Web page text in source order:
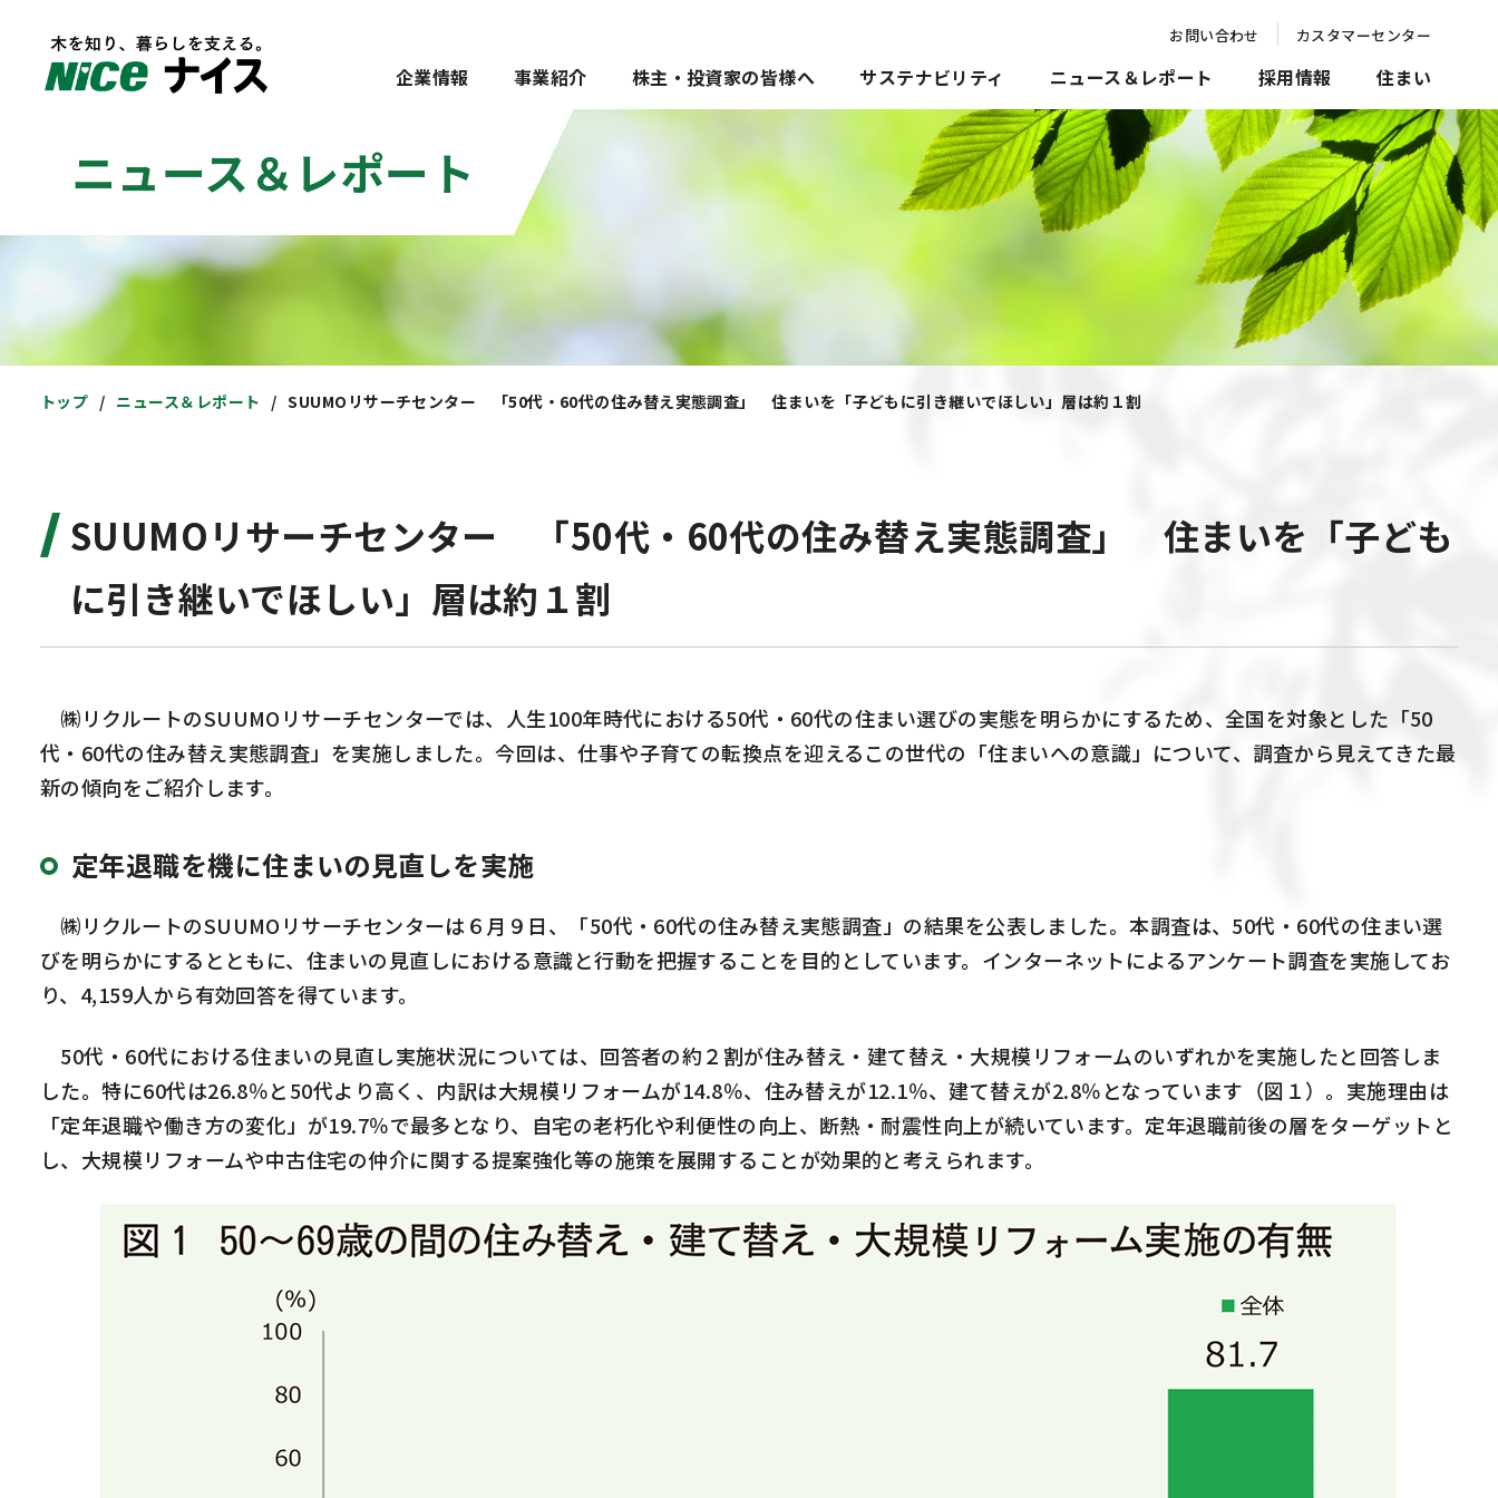
お問い合わせ カスタマーセンター
企業情報 事業紹介 株主・投資家の皆様へ サステナビリティ ニュース＆レポート 採用情報 住まい
ニュース＆レポート
トップ ニュース＆レポート SUUMOリサーチセンター 「50代・60代の住み替え実態調査」 住まいを「子どもに引き継いでほしい」層は約１割
SUUMOリサーチセンター 「50代・60代の住み替え実態調査」 住まいを「子ども
に引き継いでほしい」層は約１割
㈱リクルートのSUUMO リサーチセンターでは、人生100年時代における50代・ 60代の住まい選びの実態を明らかにするため、全国を対象とした「50
代・ 60代の住み替え実態調査」を実施しました。今回は、仕事や子育ての転換点を迎えるこの世代の「住まいへの意識」について、調査から見えてきた最
新の傾向をご紹介します。
定年退職を機に住まいの見直しを実施
㈱リクルートのSUUMO リサーチセンターは６月９日、「50代・ 60代の住み替え実態調査」の結果を公表しました。本調査は、 50代・ 60代の住まい選
びを明らかにするとともに、住まいの見直しにおける意識と行動を把握することを目的としています。インターネットによるアンケート調査を実施してお
り、 4,159人から有効回答を得ています。
50代・ 60代における住まいの見直し実施状況については、回答者の約２割が住み替え・建て替え・大規模リフォームのいずれかを実施したと回答しま
した。特に60代は26.8％と50代より高く、内訳は大規模リフォームが14.8％、住み替えが12.1％、建て替えが2.8％となっています（図１）。実施理由は
「定年退職や働き方の変化」が19.7％で最多となり、自宅の老朽化や利便性の向上、断熱・耐震性向上が続いています。定年退職前後の層をターゲットと
し、大規模リフォームや中古住宅の仲介に関する提案強化等の施策を展開することが効果的と考えられます。